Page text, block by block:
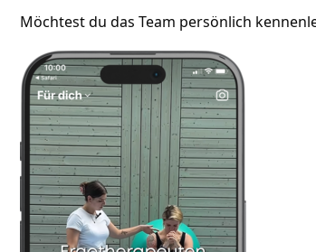
Möchtest du das Team persönlich